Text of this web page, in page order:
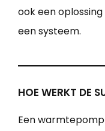
ook een
een systeem.
HOE WERKT DE
Een